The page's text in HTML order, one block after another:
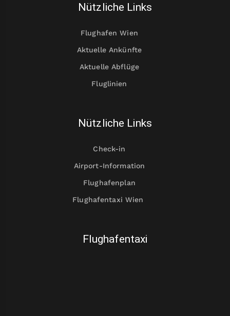
Nützliche Links
Flughafen Wien
Aktuelle Ankünfte
Aktuelle Abflüge
Fluglinien
Nützliche Links
Check-in
Airport-Information
Flughafenplan
Flughafentaxi Wien
Flughafentaxi